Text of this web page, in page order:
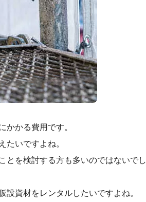
かかる費用です。
たいですよね。
とを検討する方も多いのではないでし
資材をレンタルしたいですよね。